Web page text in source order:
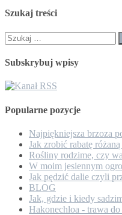
Szukaj treści
Szukaj:
Subskrybuj wpisy
Popularne pozycje
Najpiękniejsza brzoza
Jak zrobić rabatę
Rośliny rodzime, czy
W moim jesiennym
Jak pędzić dalie czyli
BLOG
Jak, gdzie i kiedy
Hakonechloa - trawa